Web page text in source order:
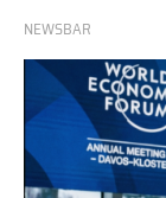
NEWSBAR